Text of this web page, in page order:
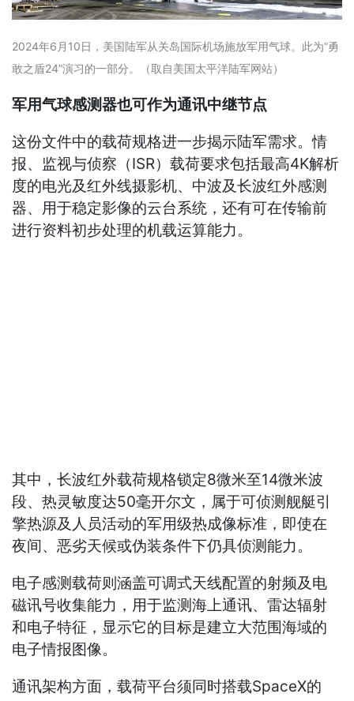
2024年6月10日，美国陆军从关岛国际机场施放军用气球。此为“勇
敢之盾24”演习的一部分。（取自美国太平洋陆军网站）
军用气球感测器也可作为通讯中继节点
这份文件中的载荷规格进一步揭示陆军需求。情
报、监视与侦察（ISR）载荷要求包括最高4K解析
度的电光及红外线摄影机、中波及长波红外感测
器、用于稳定影像的云台系统，还有可在传输前
进行资料初步处理的机载运算能力。
其中，长波红外载荷规格锁定8微米至14微米波
段、热灵敏度达50毫开尔文，属于可侦测舰艇引
擎热源及人员活动的军用级热成像标准，即使在
夜间、恶劣天候或伪装条件下仍具侦测能力。
电子感测载荷则涵盖可调式天线配置的射频及电
磁讯号收集能力，用于监测海上通讯、雷达辐射
和电子特征，显示它的目标是建立大范围海域的
电子情报图像。
通讯架构方面，载荷平台须同时搭载SpaceX的